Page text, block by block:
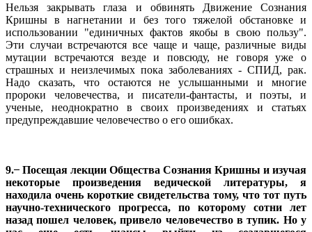
Нельзя закрывать глаза и обвинять Движение Сознания
Кришны в нагнетании и без того тяжелой обстановке и
использовании "единичных фактов якобы в свою пользу".
Эти случаи встречаются все чаще и чаще, различные виды
мутации встречаются везде и повсюду, не говоря уже о
страшных и неизлечимых пока заболеваниях - СПИД, рак.
Надо сказать, что остаются не услышанными и многие
пророки человечества, и писатели-фантасты, и поэты, и
ученые, неоднократно в своих произведениях и статьях
предупреждавшие человечество о его ошибках.
9. ̶ Посещая лекции Общества Сознания Кришны и изучая
некоторые произведения ведической литературы, я
находила очень короткие свидетельства тому, что тот путь
научно-технического прогресса, по которому сотни лет
назад пошел человек, привело человечество в тупик. Но у